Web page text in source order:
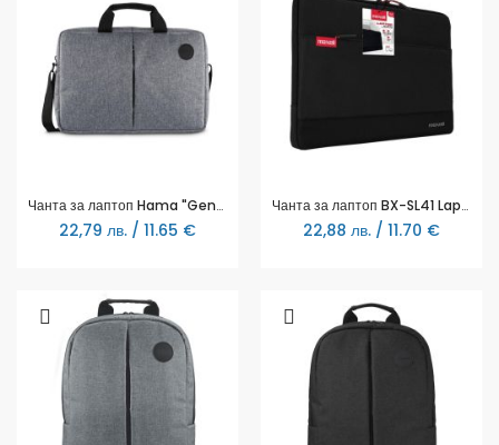
Чанта за лаптоп Hama "Genua", до 40 см (15.6"), сива
22,79 лв. / 11.65 €
Чанта за лаптоп BX-SL41 Laptop sleeve 14,1" черна MAXELL
22,88 лв. / 11.70 €